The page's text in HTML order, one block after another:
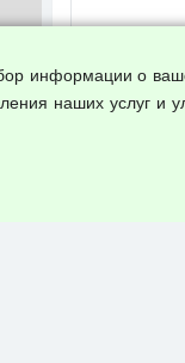
информации о
наших услуг и
аккаунт.